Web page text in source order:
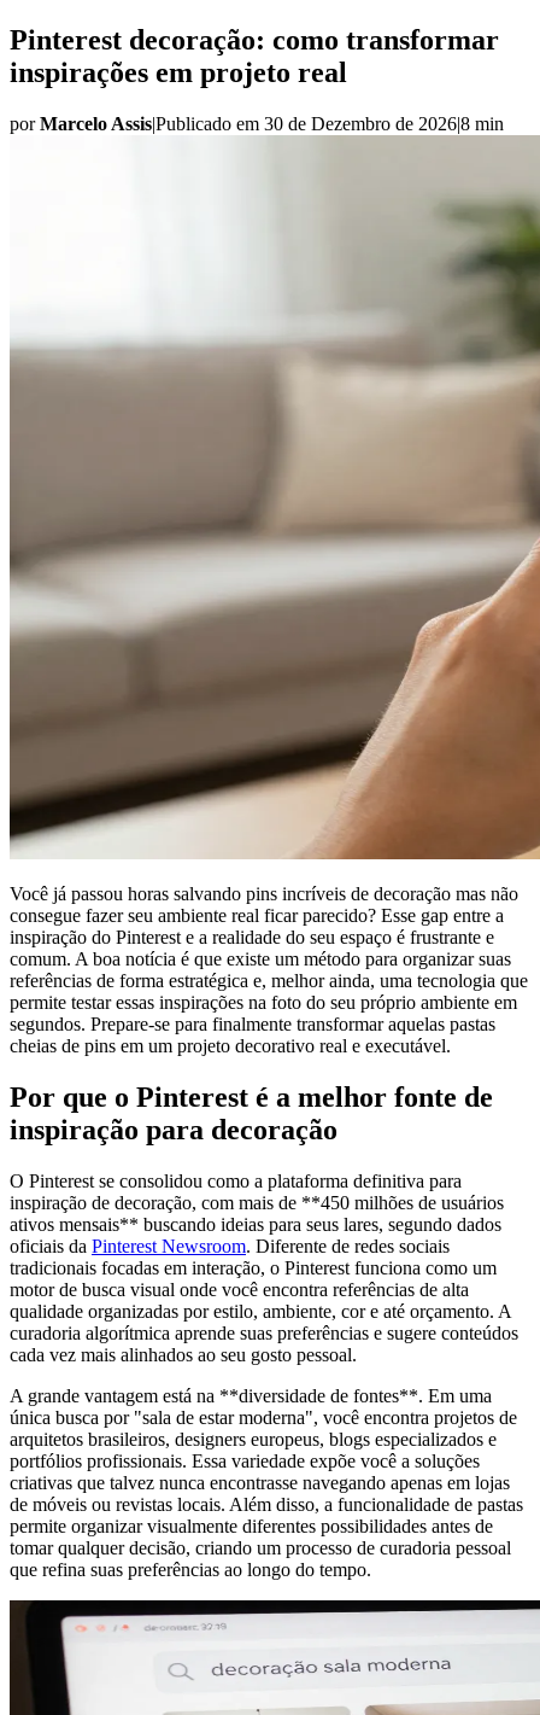
Pinterest decoração: como transformar
inspirações em projeto real
porMarcelo Assis|Publicado em 30 de Dezembro de 2026|8 min
Você já passou horas salvando pins incríveis de decoração mas não
consegue fazer seu ambiente real ficar parecido? Esse gap entre a
inspiração do Pinterest e a realidade do seu espaço é frustrante e
comum. A boa notícia é que existe um método para organizar suas
referências de forma estratégica e, melhor ainda, uma tecnologia que
permite testar essas inspirações na foto do seu próprio ambiente em
segundos. Prepare-se para finalmente transformar aquelas pastas
cheias de pins em um projeto decorativo real e executável.
Por que o Pinterest é a melhor fonte de
inspiração para decoração
O Pinterest se consolidou como a plataforma definitiva para
inspiração de decoração, com mais de **450 milhões de usuários
ativos mensais** buscando ideias para seus lares, segundo dados
oficiais da Pinterest Newsroom. Diferente de redes sociais
tradicionais focadas em interação, o Pinterest funciona como um
motor de busca visual onde você encontra referências de alta
qualidade organizadas por estilo, ambiente, cor e até orçamento. A
curadoria algorítmica aprende suas preferências e sugere conteúdos
cada vez mais alinhados ao seu gosto pessoal.
A grande vantagem está na **diversidade de fontes**. Em uma
única busca por "sala de estar moderna", você encontra projetos de
arquitetos brasileiros, designers europeus, blogs especializados e
portfólios profissionais. Essa variedade expõe você a soluções
criativas que talvez nunca encontrasse navegando apenas em lojas
de móveis ou revistas locais. Além disso, a funcionalidade de pastas
permite organizar visualmente diferentes possibilidades antes de
tomar qualquer decisão, criando um processo de curadoria pessoal
que refina suas preferências ao longo do tempo.